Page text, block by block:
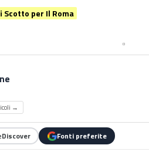
Scotto per Il Roma
→
Discover Fonti preferite